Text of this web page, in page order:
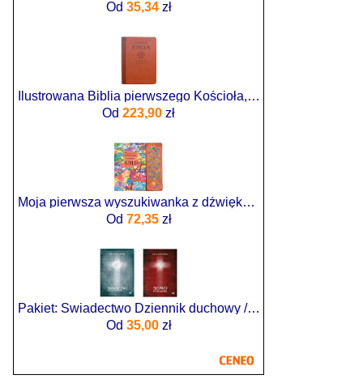
Od 35,34zł
Ilustrowana Biblia pierwszego Kościoła, brązowa
Od 223,90 zł
Moja pierwsza wyszukiwanka z dźwiękami. Biblia
Od 72,35zł
Pakiet: Świadectwo Dziennik duchowy / Słowo pouczenia
Od 35,00zł